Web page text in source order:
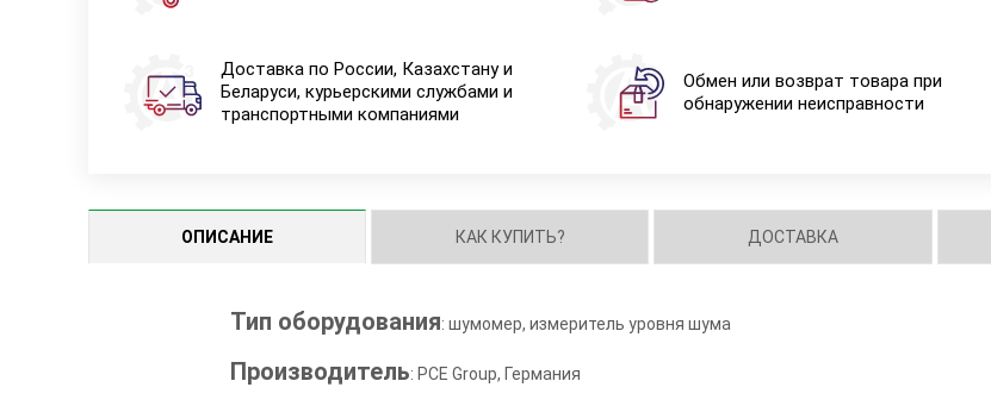
Доставка по России, Казахстану и
Беларуси, курьерскими службами и
транспортными компаниями
Обмен или возврат товара при
обнаружении неисправности
ОПИСАНИЕ КАК КУПИТЬ? ДОСТАВКА
Тип оборудования: шумомер, измеритель уровня шума
Производитель: PCE Group, Германия